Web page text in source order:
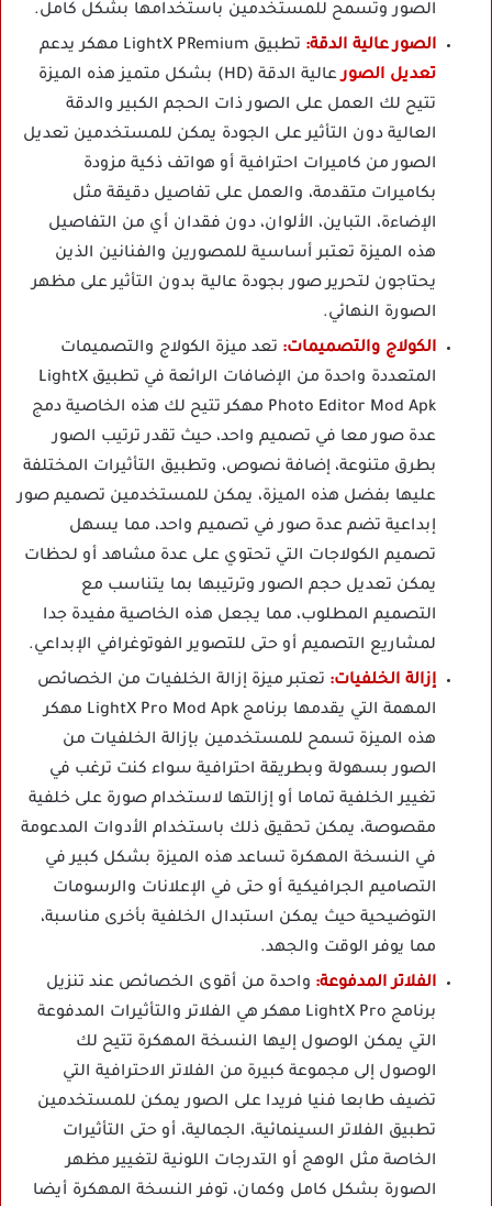
الصور وتسمح للمستخدمين باستخدامها بشكل كامل.
الصور عالية الدقة: تطبيق LightX PRemium مهكر يدعم
تعديل الصور
عالية الدقة (HD) بشكل متميز هذه الميزة
تتيح لك العمل على الصور ذات الحجم الكبير والدقة
العالية دون التأثير على الجودة يمكن للمستخدمين تعديل
الصور من كاميرات احترافية أو هواتف ذكية مزودة
بكاميرات متقدمة، والعمل على تفاصيل دقيقة مثل
الإضاءة، التباين، الألوان، دون فقدان أي من التفاصيل
هذه الميزة تعتبر أساسية للمصورين والفنانين الذين
يحتاجون لتحرير صور بجودة عالية بدون التأثير على مظهر
الصورة النهائي.
الكولاج والتصميمات: تعد ميزة الكولاج والتصميمات
المتعددة واحدة من الإضافات الرائعة في تطبيق LightX
Photo Editor Mod Apk مهكر تتيح لك هذه الخاصية دمج
عدة صور معا في تصميم واحد، حيث تقدر ترتيب الصور
بطرق متنوعة، إضافة نصوص، وتطبيق التأثيرات المختلفة
عليها بفضل هذه الميزة، يمكن للمستخدمين تصميم صور
إبداعية تضم عدة صور في تصميم واحد، مما يسهل
تصميم الكولاجات التي تحتوي على عدة مشاهد أو لحظات
يمكن تعديل حجم الصور وترتيبها بما يتناسب مع
التصميم المطلوب، مما يجعل هذه الخاصية مفيدة جدا
لمشاريع التصميم أو حتى للتصوير الفوتوغرافي الإبداعي.
إزالة الخلفيات: تعتبر ميزة إزالة الخلفيات من الخصائص
المهمة التي يقدمها برنامج LightX Pro Mod Apk مهكر
هذه الميزة تسمح للمستخدمين بإزالة الخلفيات من
الصور بسهولة وبطريقة احترافية سواء كنت ترغب في
تغيير الخلفية تماما أو إزالتها لاستخدام صورة على خلفية
مقصوصة، يمكن تحقيق ذلك باستخدام الأدوات المدعومة
في النسخة المهكرة تساعد هذه الميزة بشكل كبير في
التصاميم الجرافيكية أو حتى في الإعلانات والرسومات
التوضيحية حيث يمكن استبدال الخلفية بأخرى مناسبة،
مما يوفر الوقت والجهد.
الفلاتر المدفوعة: واحدة من أقوى الخصائص عند تنزيل
برنامج LightX Pro مهكر هي الفلاتر والتأثيرات المدفوعة
التي يمكن الوصول إليها النسخة المهكرة تتيح لك
الوصول إلى مجموعة كبيرة من الفلاتر الاحترافية التي
تضيف طابعا فنيا فريدا على الصور يمكن للمستخدمين
تطبيق الفلاتر السينمائية، الجمالية، أو حتى التأثيرات
الخاصة مثل الوهج أو التدرجات اللونية لتغيير مظهر
الصورة بشكل كامل وكمان، توفر النسخة المهكرة أيضا